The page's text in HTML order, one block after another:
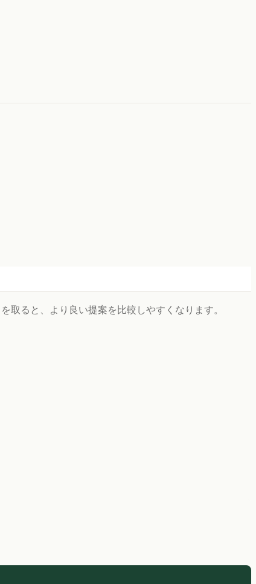
を取ると、より良い提案を比較しやすくなります。